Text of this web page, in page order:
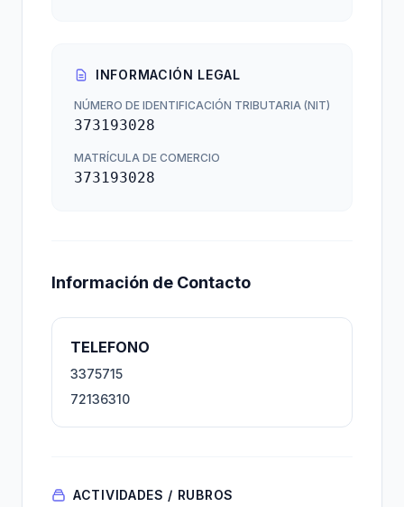
INFORMACIÓN LEGAL
NÚMERO DE IDENTIFICACIÓN TRIBUTARIA (NIT)
373193028
MATRÍCULA DE COMERCIO
373193028
Información de Contacto
TELEFONO
3375715
72136310
ACTIVIDADES / RUBROS